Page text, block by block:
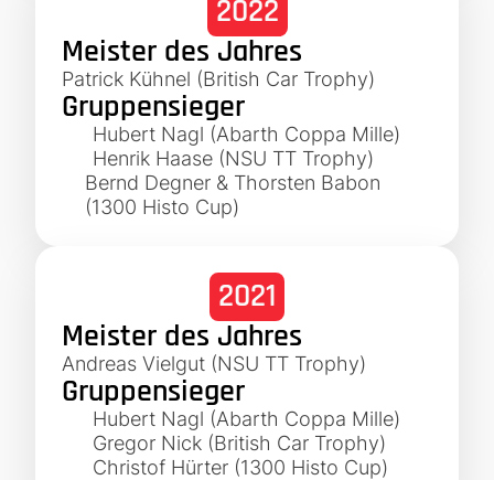
2022
Meister des Jahres
Patrick Kühnel (British Car Trophy)
Gruppensieger
Hubert Nagl (Abarth Coppa Mille)
Henrik Haase (NSU TT Trophy)
Bernd Degner & Thorsten Babon
(1300 Histo Cup)
2021
Meister des Jahres
Andreas Vielgut (NSU TT Trophy)
Gruppensieger
Hubert Nagl (Abarth Coppa Mille)
Gregor Nick (British Car Trophy)
Christof Hürter (1300 Histo Cup)